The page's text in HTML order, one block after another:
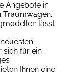
Angebote in
Traumwagen.
lässt
sich für ein
Ihnen eine